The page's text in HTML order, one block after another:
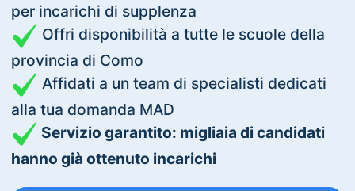
per incarichi di supplenza
Offri disponibilità a tutte le scuole della
provincia di Como
Affidati a un team di specialisti dedicati
alla tua domanda MAD
Servizio garantito: migliaia di candidati
hanno già ottenuto incarichi